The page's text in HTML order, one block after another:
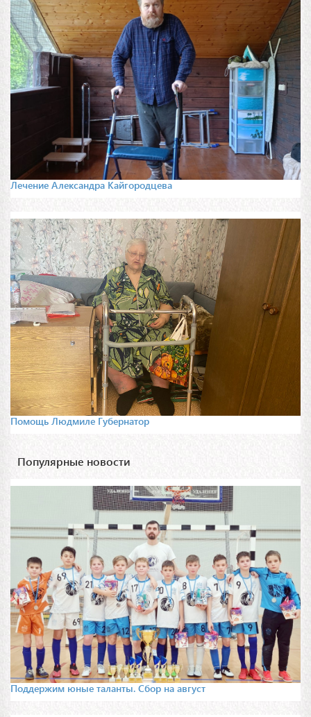
Лечение Александра Кайгородцева
Помощь Людмиле Губернатор
Популярные новости
Поддержим юные таланты. Сбор на август